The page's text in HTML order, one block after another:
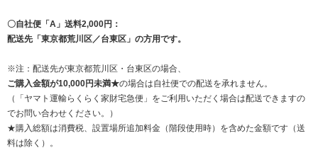
〇自社便「A」送料2,000円：
配送先「東京都荒川区／台東区」の方用です。
※注：配送先が東京都荒川区・台東区の場合、
ご購入金額が10,000円未満★の場合は自社便での配送を承れません。
（「ヤマト運輸らくらく家財宅急便」をご利用いただく場合は配送できますの
でお問い合わせください。）
★購入総額は消費税、設置場所追加料金（階段使用時）を含めた金額です（送
料は除く）。